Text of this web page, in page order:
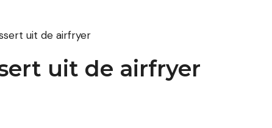
uit de airfryer
uit de airfryer